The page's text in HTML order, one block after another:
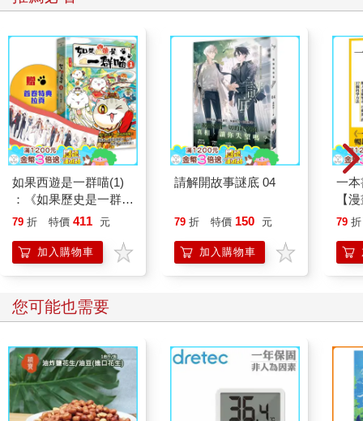
如果西遊是一群喵(1)
：《如果歷史是一群
喵》作者最新力作，附
79 折 特價 411 元
加入購物車
請解開故事謎底 04
79 折 特價 150 元
加入購物車
一
【
行
「
學方
79 折
您可能也需要